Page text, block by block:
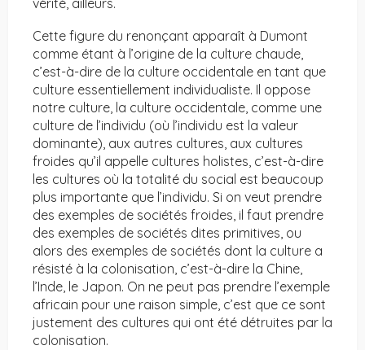
vérité, ailleurs.
Cette figure du renonçant apparaît à Dumont
comme étant à l’origine de la culture chaude,
c’est-à-dire de la culture occidentale en tant que
culture essentiellement individualiste. Il oppose
notre culture, la culture occidentale, comme une
culture de l’individu (où l’individu est la valeur
dominante), aux autres cultures, aux cultures
froides qu’il appelle cultures holistes, c’est-à-dire
les cultures où la totalité du social est beaucoup
plus importante que l’individu. Si on veut prendre
des exemples de sociétés froides, il faut prendre
des exemples de sociétés dites primitives, ou
alors des exemples de sociétés dont la culture a
résisté à la colonisation, c’est-à-dire la Chine,
l’Inde, le Japon. On ne peut pas prendre l’exemple
africain pour une raison simple, c’est que ce sont
justement des cultures qui ont été détruites par la
colonisation.